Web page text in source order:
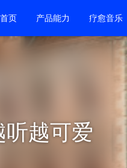
首页 产品能力 疗愈音乐
越可爱